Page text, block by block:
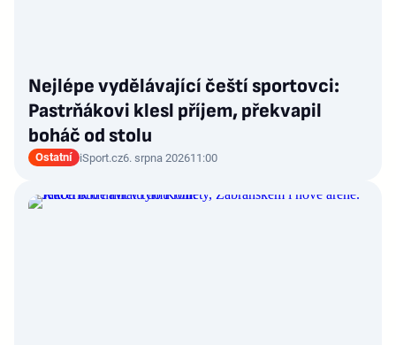
Nejlépe vydělávající čeští sportovci:
Pastrňákovi klesl příjem, překvapil
boháč od stolu
Ostatní iSport.cz6. srpna 202611:00